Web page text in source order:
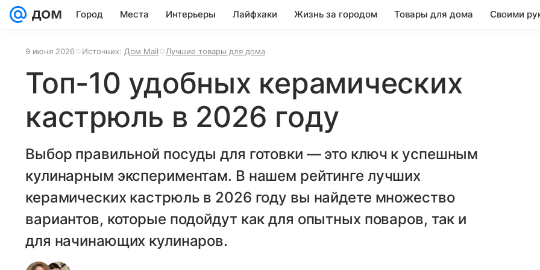
Город Места Интерьеры Лайфхаки Жизнь за городом Товары для дома Своими
9 июня 2026 Источник: Дом Mail Лучшие товары для дома
Топ-10 удобных керамических
кастрюль в 2026 году
Выбор правильной посуды для готовки — это ключ к успешным
кулинарным экспериментам. В нашем рейтинге лучших
керамических кастрюль в 2026 году вы найдете множество
вариантов, которые подойдут как для опытных поваров, так и
для начинающих кулинаров.